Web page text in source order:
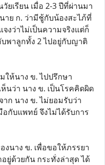
ยเรียน เมื่อ 2-3 ปีที่ผ่านมา
าย ก. ว่ามีชู้กับน้องสะไภ้ที่
งว่าไม่เป็นความจริงแต่ก็
บพาลูกทั้ง 2 ไปอยู่กับญาติ
ให้นาง ข. ไปปรึกษา
นว่า นาง ข. เป็นโรคคิดผิด
ก นาง ข. ไม่ยอมรับว่า
กับแพทย์ จึงไม่ได้รับการ
นาง ข. เพื่อขอให้ภรรยา
ยู่ด้วยกัน กระทั่งล่าสุด ได้